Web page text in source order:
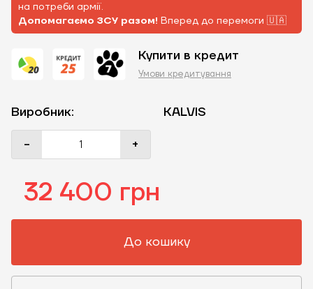
на потреби армії.
Допомагаємо ЗСУ разом! Вперед до перемоги 🇺🇦
Купити в кредит
Умови кредитування
Виробник:
KALVIS
-
+
32 400 грн
До кошику